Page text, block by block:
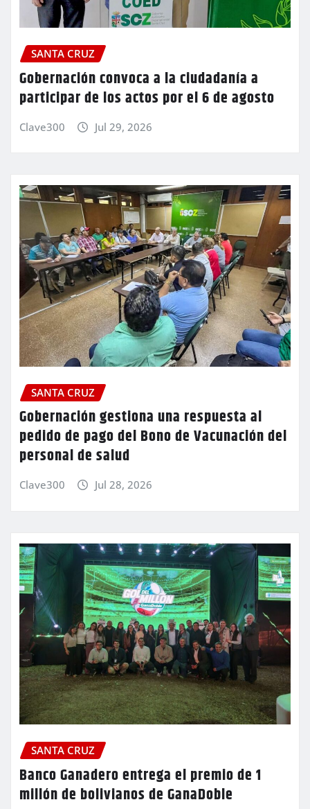
SANTA CRUZ
Gobernación convoca a la ciudadanía a
participar de los actos por el 6 de agosto
Clave300 Jul 29, 2026
SANTA CRUZ
Gobernación gestiona una respuesta al
pedido de pago del Bono de Vacunación del
personal de salud
Clave300 Jul 28, 2026
SANTA CRUZ
Banco Ganadero entrega el premio de 1
millón de bolivianos de GanaDoble